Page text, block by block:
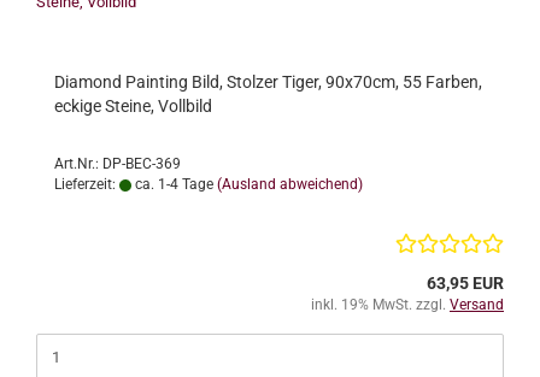
Diamond Painting Bild, Stolzer Tiger, 90x70cm, 55 Farben,
eckige Steine, Vollbild
Art.Nr.: DP-BEC-369
Lieferzeit:
ca. 1-4 Tage (Ausland abweichend)
63,95 EUR
inkl. 19% MwSt. zzgl. Versand